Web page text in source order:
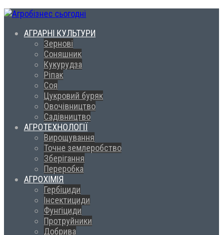
АГРАРНІ КУЛЬТУРИ
Зернові
Соняшник
Кукурудза
Ріпак
Соя
Цукровий буряк
Овочівництво
Садівництво
АГРОТЕХНОЛОГІЇ
Вирощування
Точне землеробство
Зберігання
Переробка
АГРОХІМІЯ
Гербіциди
Інсектициди
Фунгіциди
Протруйники
Добрива